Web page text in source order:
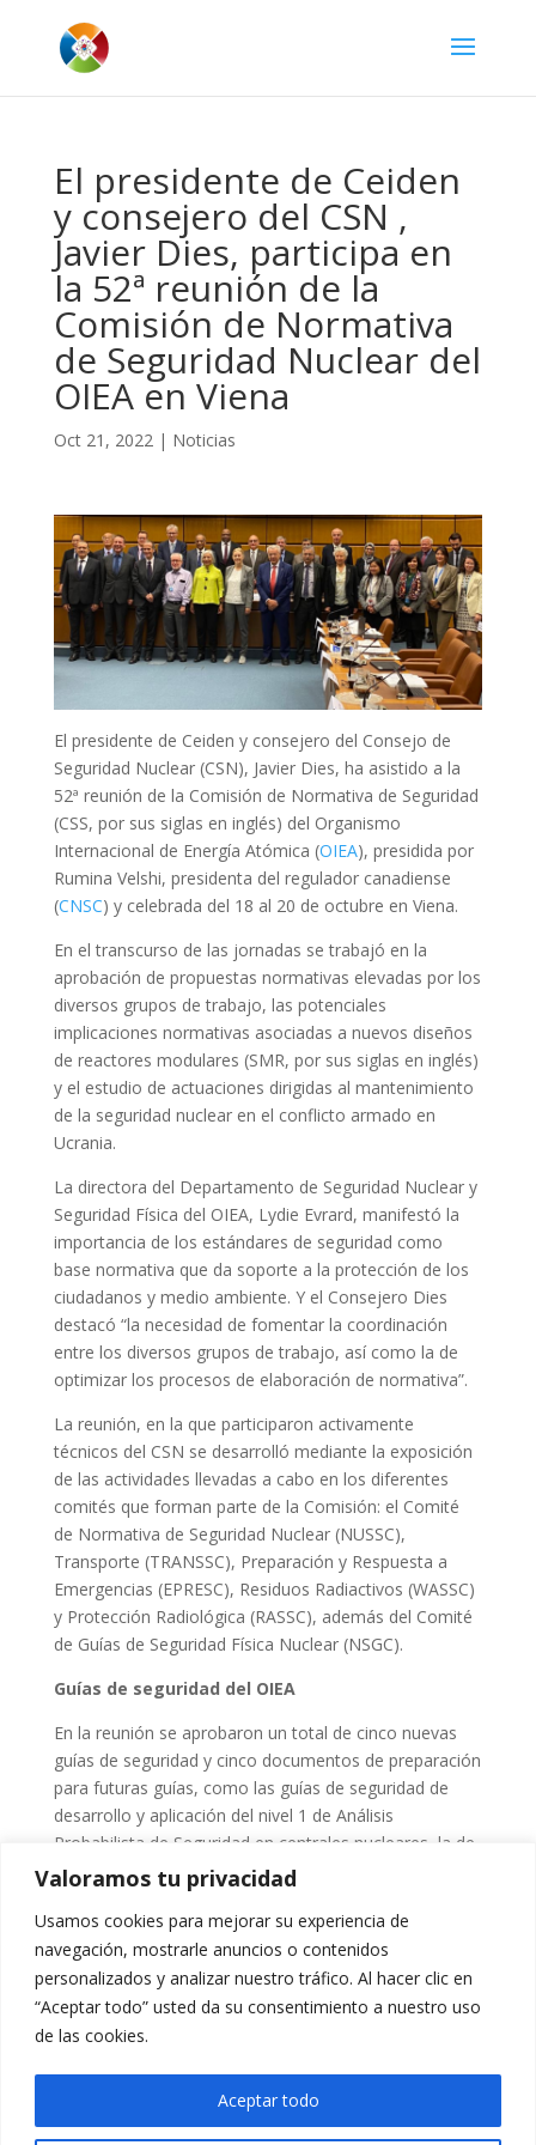
Valoramos tu privacidad
Usamos cookies para mejorar su experiencia de
navegación, mostrarle anuncios o contenidos
personalizados y analizar nuestro tráfico. Al hacer clic en
“Aceptar todo” usted da su consentimiento a nuestro uso
de las cookies.
Aceptar todo
El presidente de Ceiden
y consejero del CSN ,
Javier Dies, participa en
la 52ª reunión de la
Comisión de Normativa
de Seguridad Nuclear del
OIEA en Viena
Oct 21, 2022| Noticias
El presidente de Ceiden y consejero del Consejo de
Seguridad Nuclear (CSN), Javier Dies, ha asistido a la
52ª reunión de la Comisión de Normativa de Seguridad
(CSS, por sus siglas en inglés) del Organismo
Internacional de Energía Atómica (OIEA), presidida por
Rumina Velshi, presidenta del regulador canadiense
(CNSC) y celebrada del 18 al 20 de octubre en Viena.
En el transcurso de las jornadas se trabajó en la
aprobación de propuestas normativas elevadas por los
diversos grupos de trabajo, las potenciales
implicaciones normativas asociadas a nuevos diseños
de reactores modulares (SMR, por sus siglas en inglés)
y el estudio de actuaciones dirigidas al mantenimiento
de la seguridad nuclear en el conflicto armado en
Ucrania.
La directora del Departamento de Seguridad Nuclear y
Seguridad Física del OIEA, Lydie Evrard, manifestó la
importancia de los estándares de seguridad como
base normativa que da soporte a la protección de los
ciudadanos y medio ambiente. Y el Consejero Dies
destacó “la necesidad de fomentar la coordinación
entre los diversos grupos de trabajo, así como la de
optimizar los procesos de elaboración de normativa”.
La reunión, en la que participaron activamente
técnicos del CSN se desarrolló mediante la exposición
de las actividades llevadas a cabo en los diferentes
comités que forman parte de la Comisión: el Comité
de Normativa de Seguridad Nuclear (NUSSC),
Transporte (TRANSSC), Preparación y Respuesta a
Emergencias (EPRESC), Residuos Radiactivos (WASSC)
y Protección Radiológica (RASSC), además del Comité
de Guías de Seguridad Física Nuclear (NSGC).
Guías de seguridad del OIEA
En la reunión se aprobaron un total de cinco nuevas
guías de seguridad y cinco documentos de preparación
para futuras guías, como las guías de seguridad de
desarrollo y aplicación del nivel 1 de Análisis
Probabilista de Seguridad en centrales nucleares, la de
demostración de seguridad de tecnologías
innovadoras en los diseños de reactores o la del
proceso de licenciamiento para instalaciones
nucleares.
Del mismo modo, se actualizó la información sobre
los trabajos de la iniciativa de armonización y
de reguladores sobre reactores pequeños modulares.